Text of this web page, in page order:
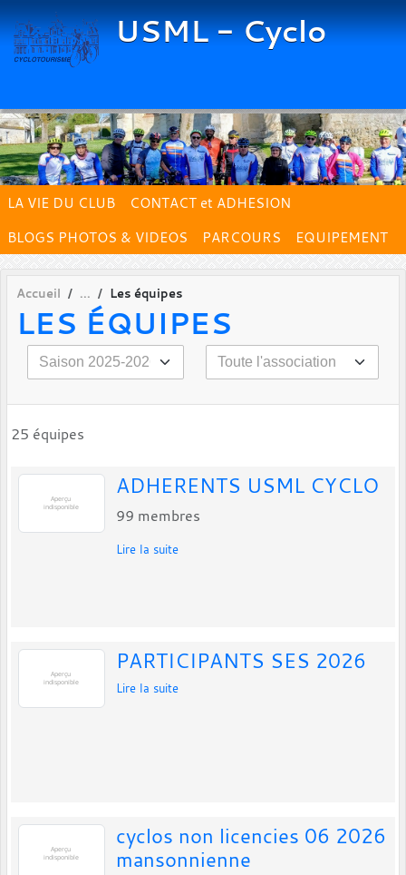
USML - Cyclo
LA VIE DU CLUB
CONTACT et ADHESION
BLOGS PHOTOS & VIDEOS
PARCOURS EQUIPEMENT
Accueil Les équipes
LES ÉQUIPES
25 équipes
ADHERENTS USML CYCLO
99 membres
Lire la suite
PARTICIPANTS SES 2026
Lire la suite
cyclos non licencies 06 2026
mansonnienne
Panneau de gestion des cookies